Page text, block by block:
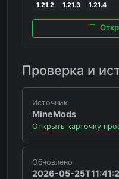
1.21.2
1.21.3 1.21.4
Проверка и
Источник
MineMods
Открыть карточку
Обновлено
2026-05-